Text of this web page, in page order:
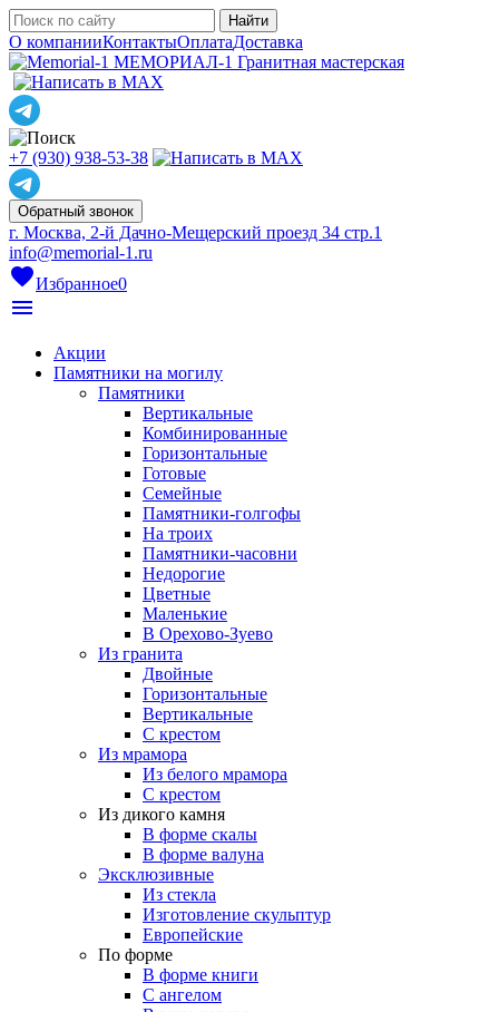
О компанииКонтактыОплатаДоставка
МЕМОРИАЛ-1 Гранитная мастерская
+7 (930) 938-53-38
Обратный звонок
г. Москва, 2-й Дачно-Мещерский проезд 34 стр.1
info@memorial-1.ru
favoriteИзбранное0
menu
Акции
Памятники на могилу
Памятники
Вертикальные
Комбинированные
Горизонтальные
Готовые
Семейные
Памятники-голгофы
На троих
Памятники-часовни
Недорогие
Цветные
Маленькие
В Орехово-Зуево
Из гранита
Двойные
Горизонтальные
Вертикальные
С крестом
Из мрамора
Из белого мрамора
С крестом
Из дикого камня
В форме скалы
В форме валуна
Эксклюзивные
Из стекла
Изготовление скульптур
Европейские
По форме
В форме книги
С ангелом